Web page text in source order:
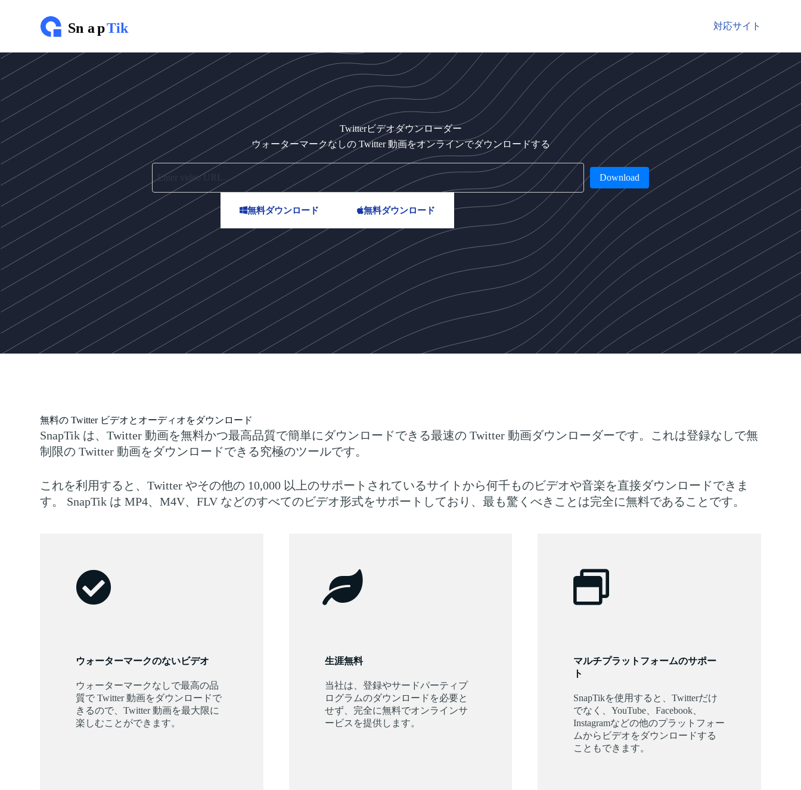
に
ス
ッ
対応サイト
Twitterビデオダウンローダー
ウォーターマークなしの Twitter 動画をオンラインでダウンロードする
Download
無料ダウンロード 無料ダウンロード
無料の Twitter ビデオとオーディオをダウンロード
SnapTik は、Twitter 動画を無料かつ最高品質で簡単にダウンロードできる最速の Twitter 動画ダウンローダーです。これは登録なしで無
制限の Twitter 動画をダウンロードできる究極のツールです。
これを利用すると、Twitter やその他の 10,000 以上のサポートされているサイトから何千ものビデオや音楽を直接ダウンロードできま
す。 SnapTik は MP4、M4V、FLV などのすべてのビデオ形式をサポートしており、最も驚くべきことは完全に無料であることです。
ウォーターマークのないビデオ
ウォーターマークなしで最高の品
質で Twitter 動画をダウンロードで
きるので、Twitter 動画を最大限に
楽しむことができます。
生涯無料
当社は、登録やサードパーティプ
ログラムのダウンロードを必要と
せず、完全に無料でオンラインサ
ービスを提供します。
マルチプラットフォームのサポー
ト
SnapTikを使用すると、Twitterだけ
でなく、YouTube、Facebook、
Instagramなどの他のプラットフォー
ムからビデオをダウンロードする
こともできます。